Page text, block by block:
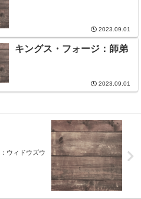
2023.09.01
キングス・フォージ：師弟
2023.09.01
ウィドウズウ